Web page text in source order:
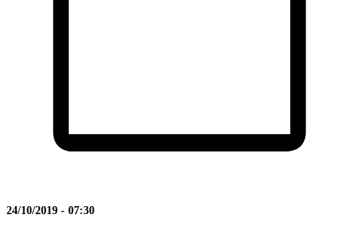
24/10/2019 - 07:30